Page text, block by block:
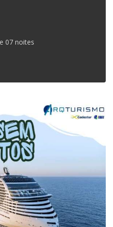
07 noites